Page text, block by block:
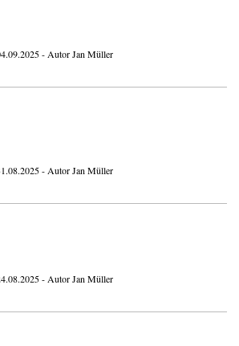
- Autor Jan Müller
- Autor Jan Müller
- Autor Jan Müller